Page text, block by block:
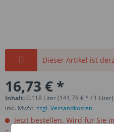
Dieser Artikel ist
16,73 € *
Inhalt:0.118 Liter (141,78 € * / 1 Liter)
inkl. MwSt. zzgl. Versandkosten
Jetzt bestellen. Wird für Sie